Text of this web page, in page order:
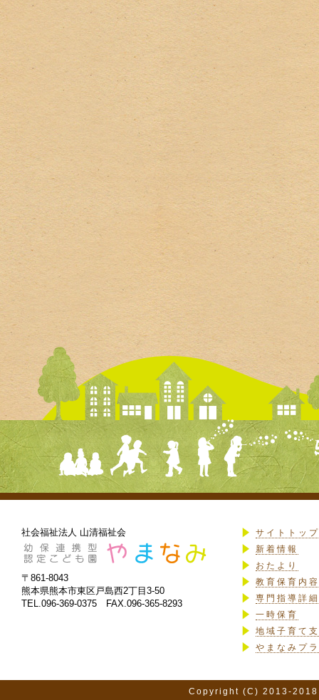
社会福祉法人 山清福祉会
〒861-8043
熊本県熊本市東区戸島西2丁目3-50
TEL.096-369-0375 FAX.096-365-8293
サイトトップ
新着情報
おたより
教育保育内
専門指導詳細
一時保育
地域子育て
やまなみプ
Copyright (C) 2013-